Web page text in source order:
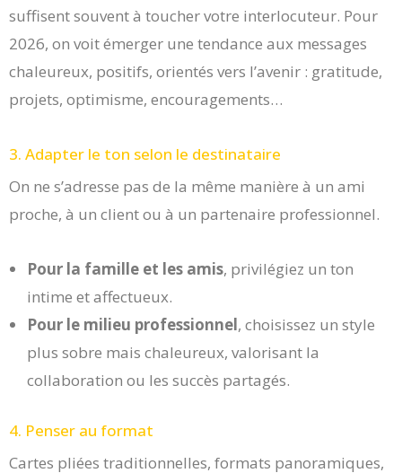
suffisent souvent à toucher votre interlocuteur. Pour
2026, on voit émerger une tendance aux messages
chaleureux, positifs, orientés vers l’avenir : gratitude,
projets, optimisme, encouragements…
3. Adapter le ton selon le destinataire
On ne s’adresse pas de la même manière à un ami
proche, à un client ou à un partenaire professionnel.
Pour la famille et les amis, privilégiez un ton
intime et affectueux.
Pour le milieu professionnel, choisissez un style
plus sobre mais chaleureux, valorisant la
collaboration ou les succès partagés.
4. Penser au format
Cartes pliées traditionnelles, formats panoramiques,